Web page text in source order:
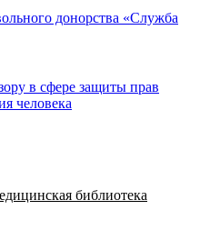
донорства «Служба
в сфере защиты прав
человека
библиотека